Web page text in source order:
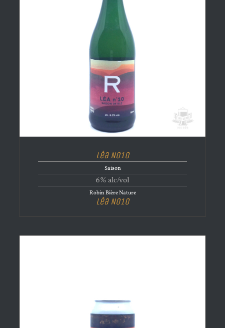
Léa No10
Saison
6% alc/vol
Robin Bière Nature
Léa No10